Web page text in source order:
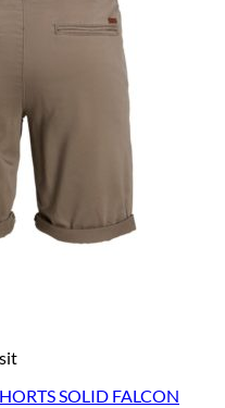
SOLID FALCON